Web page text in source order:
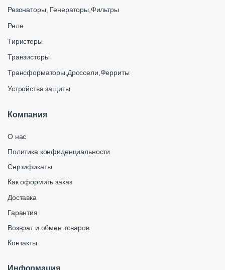
Резонаторы, Генераторы,Фильтры
Реле
Тиристоры
Транзисторы
Трансформаторы,Дроссели,Ферриты
Устройства защиты
Компания
О нас
Политика конфиденциальности
Сертификаты
Как оформить заказ
Доставка
Гарантия
Возврат и обмен товаров
Контакты